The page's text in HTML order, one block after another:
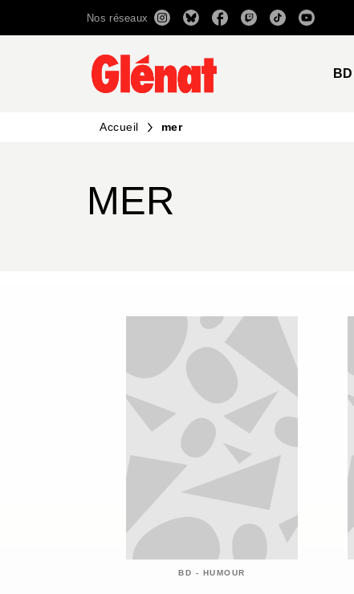
RECHERCHE CONTENU
Nos réseaux
BD
Accueil mer
MER
BD - HUMOUR